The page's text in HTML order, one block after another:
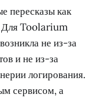
пересказы как
Для Toolarium
не из-за
и не из-за
логирования.
сервисом, а